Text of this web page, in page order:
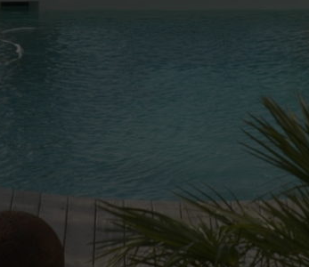
la piscine depuis plus de